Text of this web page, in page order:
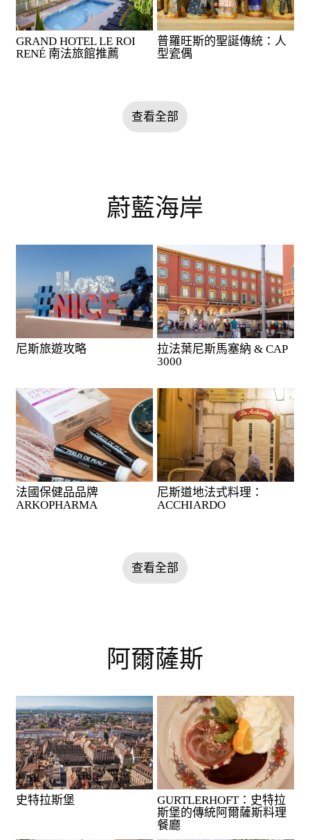
GRAND HOTEL LE ROI
RENÉ 南法旅館推薦
普羅旺斯的聖誕傳統：人
型瓷偶
查看全部
蔚藍海岸
尼斯旅遊攻略
拉法葉尼斯馬塞納 & CAP
3000
法國保健品品牌
ARKOPHARMA
尼斯道地法式料理：
ACCHIARDO
查看全部
阿爾薩斯
史特拉斯堡
GURTLERHOFT：史特拉
斯堡的傳統阿爾薩斯料理
餐廳